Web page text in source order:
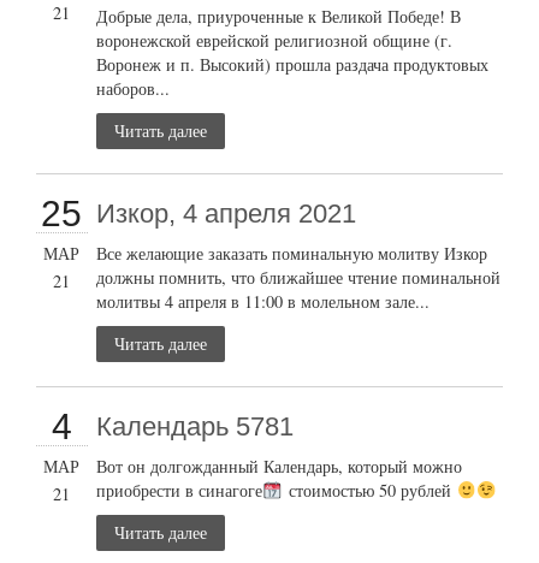
21
Добрые дела, приуроченные к Великой Победе! В
воронежской еврейской религиозной общине (г.
Воронеж и п. Высокий) прошла раздача продуктовых
наборов...
Читать далее
25
МАР
21
Изкор, 4 апреля 2021
Все желающие заказать поминальную молитву Изкор
должны помнить, что ближайшее чтение поминальной
молитвы 4 апреля в 11:00 в молельном зале...
Читать далее
4
МАР
21
Календарь 5781
Вот он долгожданный Календарь, который можно
приобрести в синагоге
стоимостью 50 рублей
Читать далее